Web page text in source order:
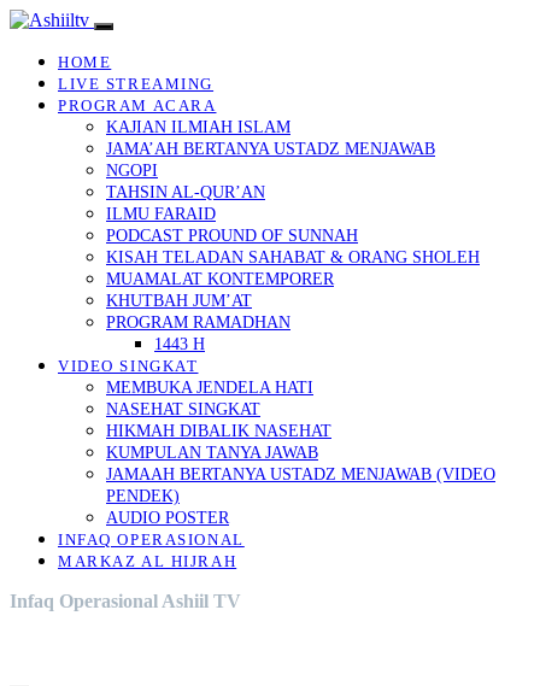
HOME
LIVE STREAMING
PROGRAM ACARA
KAJIAN ILMIAH ISLAM
JAMA’AH BERTANYA USTADZ MENJAWAB
NGOPI
TAHSIN AL-QUR’AN
ILMU FARAID
PODCAST PROUND OF SUNNAH
KISAH TELADAN SAHABAT & ORANG SHOLEH
MUAMALAT KONTEMPORER
KHUTBAH JUM’AT
PROGRAM RAMADHAN
1443 H
VIDEO SINGKAT
MEMBUKA JENDELA HATI
NASEHAT SINGKAT
HIKMAH DIBALIK NASEHAT
KUMPULAN TANYA JAWAB
JAMAAH BERTANYA USTADZ MENJAWAB (VIDEO
PENDEK)
AUDIO POSTER
INFAQ OPERASIONAL
MARKAZ AL HIJRAH
Infaq Operasional Ashiil TV